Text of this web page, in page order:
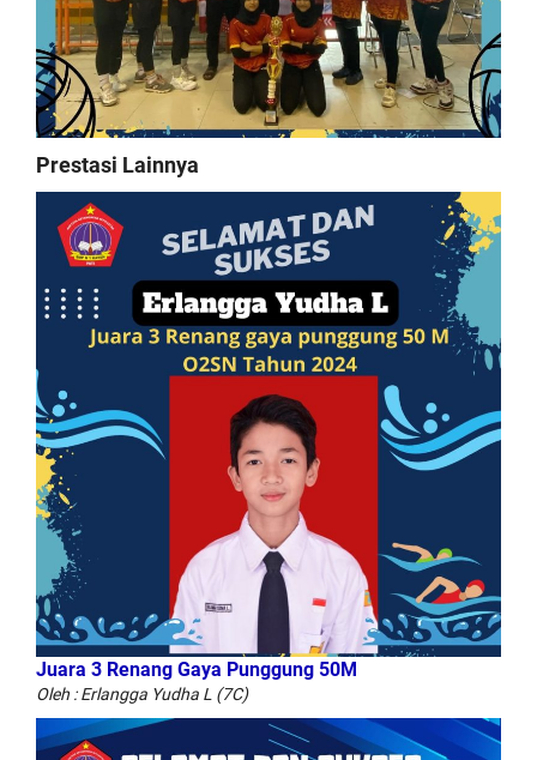
Prestasi Lainnya
Juara 3 Renang Gaya Punggung 50M
Oleh : Erlangga Yudha L (7C)